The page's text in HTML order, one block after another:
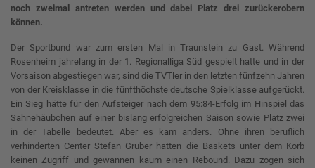
noch zweimal antreten werden und dabei Platz drei zurückerobern
können.
Der Sportbund war zum ersten Mal in Traunstein zu Gast. Während
Rosenheim jahrelang in der 1. Regionalliga Süd gespielt hatte und in der
Vorsaison abgestiegen war, sind die TVTler in den letzten fünfzehn Jahren
von der Kreisklasse in die fünfthöchste deutsche Spielklasse aufgerückt.
Ein Sieg hätte für den Aufsteiger nach dem 95:84-Erfolg im Hinspiel das
Sahnehäubchen auf einer bislang erfolgreichen Saison sowie Platz zwei
in der Tabelle bedeutet. Aber es kam anders. Ohne ihren beruflich
verhinderten Center Stefan Gruber hatten die Baskets unter dem Korb
keinen Zugriff und gewannen kaum einen Rebound. Dazu zogen sich